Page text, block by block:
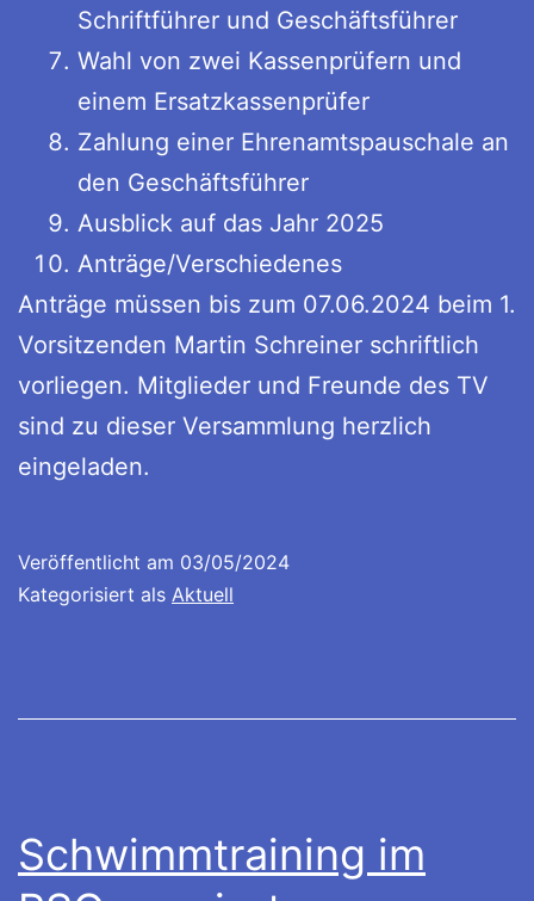
Schriftführer und Geschäftsführer
Wahl von zwei Kassenprüfern und
einem Ersatzkassenprüfer
Zahlung einer Ehrenamtspauschale an
den Geschäftsführer
Ausblick auf das Jahr 2025
Anträge/Verschiedenes
Anträge müssen bis zum 07.06.2024 beim 1.
Vorsitzenden Martin Schreiner schriftlich
vorliegen. Mitglieder und Freunde des TV
sind zu dieser Versammlung herzlich
eingeladen.
Veröffentlicht am 03/05/2024
Kategorisiert als Aktuell
Schwimmtraining im